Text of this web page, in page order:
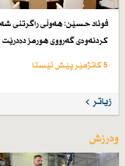
فوئاد حسێن: هەوڵی راگرتنی
كردنەوەی گەرووی هورمز دەدرێت
5 کاتژمێر پێش ئێستا
زیاتر
وەرزش